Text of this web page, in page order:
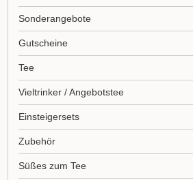
Sonderangebote
Gutscheine
Tee
Vieltrinker / Angebotstee
Einsteigersets
Zubehör
Süßes zum Tee